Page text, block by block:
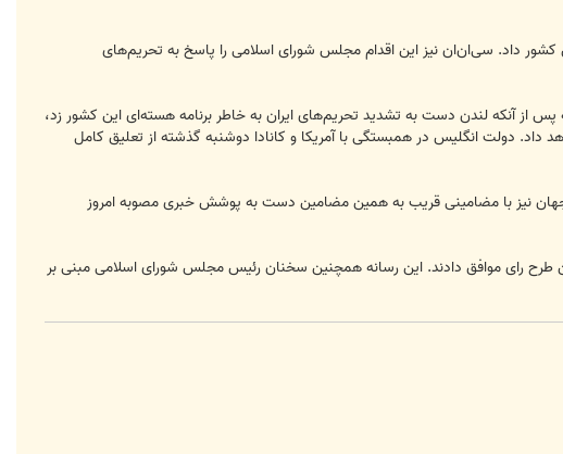
داد. سی‌ان‌ان نیز این اقدام مجلس شورای اسلامی را پاسخ به تحریم‌های
آنکه لندن دست به تشدید تحریم‌های ایران به خاطر برنامه هسته‌ای این کشور زد،
داد. دولت انگلیس در همبستگی با آمریکا و کانادا دوشنبه گذشته از تعلیق کامل
جهان نیز با مضامینی قریب به همین مضامین دست به پوشش خبری مصوبه امروز
این خبر تصریح کرد که 87 درصد از نمایندگان به این طرح رای موافق دادند. این رسانه همچنین سخنان رئیس مجلس شورای اسلامی مبنی بر